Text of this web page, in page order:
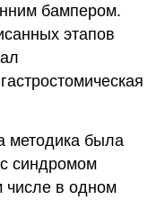
бампером.
этапов
методика была
синдромом
числе в одном